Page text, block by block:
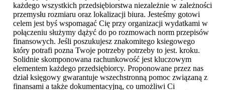
każdego wszystkich przedsiębiorstwa niezależnie w zależności
przemysłu rozmiaru oraz lokalizacji biura. Jesteśmy gotowi
celem jest byś wspomagać Cię przy organizacji wydatkami w
połączeniu służymy dążyć do po rozmowach norm przepisów
finansowych. Jeśli poszukujesz znakomitego ksiegowego
który potrafi pozna Twoje potrzeby potrzeby to jest. kroku.
Solidnie skomponowana rachunkowość jest kluczowym
elementem każdego przedsiębiorcy. Proponowane przez nas
dział księgowy gwarantuje wszechstronną pomoc związaną z
finansami a także dokumentacyjną, co umożliwi Ci